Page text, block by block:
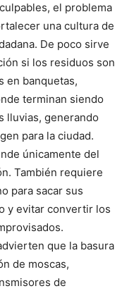
el problema
una cultura de
De poco sirve
si los residuos son
en banquetas,
terminan siendo
lluvias, generando
para la ciudad.
únicamente del
También requiere
para sacar sus
y evitar convertir los
que la basura
de moscas,
de